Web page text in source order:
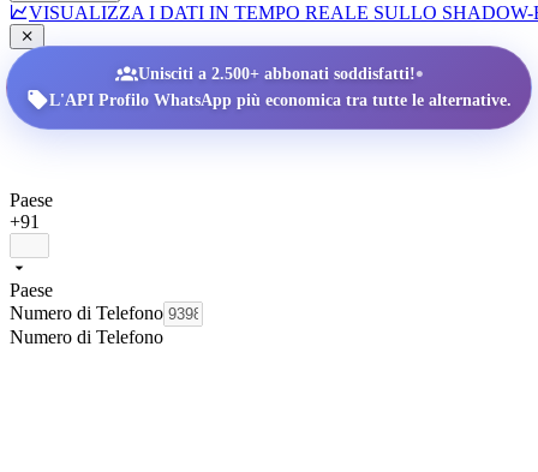
VISUALIZZA I DATI IN TEMPO REALE SULLO
Unisciti a 2.500+ abbonati soddisfatti!•
L'API Profilo WhatsApp più economica tra tutte le alternative.
Paese
+91
Paese
Numero di Telefono
Numero di Telefono